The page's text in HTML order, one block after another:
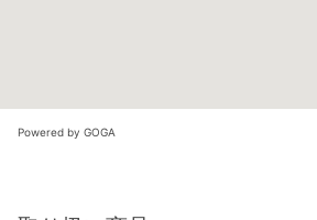
Powered by GOGA